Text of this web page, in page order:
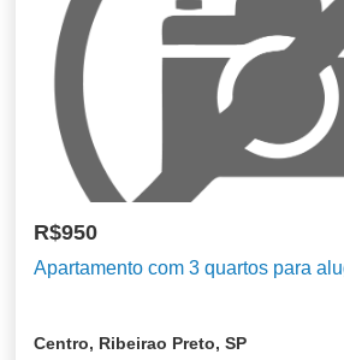
R$950
Apartamento com 3 quartos para
Centro, Ribeirao Preto, SP